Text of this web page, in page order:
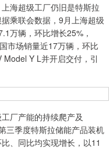
海超级工厂仍旧是特斯拉
乘联会数据，9月上海超级
万辆，环比增长25%，
市场销量近17万辆，环比
Y L并开启交付，引
厂产能的持续爬产及
三季度特斯拉储能产品装机
、同比均实现增长，以11